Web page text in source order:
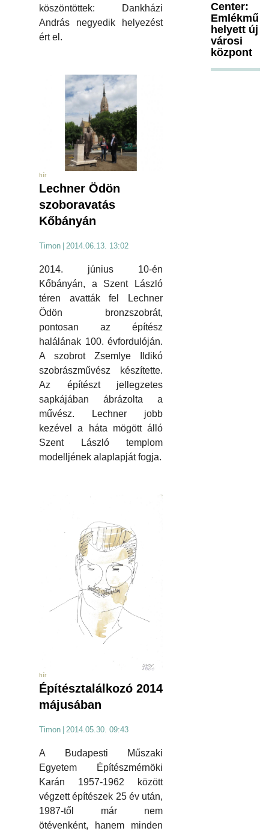
köszöntöttek: Dankházi
András negyedik helyezést
ért el.
hír
Lechner Ödön
szoboravatás
Kőbányán
Timon | 2014.06.13. 13:02
2014. június 10-én
Kőbányán, a Szent László
téren avatták fel Lechner
Ödön bronzszobrát,
pontosan az építész
halálának 100. évfordulóján.
A szobrot Zsemlye Ildikó
szobrászművész készítette.
Az építészt jellegzetes
sapkájában ábrázolta a
művész. Lechner jobb
kezével a háta mögött álló
Szent László templom
modelljének alaplapját fogja.
hír
Építésztalálkozó 2014
májusában
Timon | 2014.05.30. 09:43
A Budapesti Műszaki
Egyetem Építészmérnöki
Karán 1957-1962 között
végzett építészek 25 év után,
1987-től már nem
ötévenként, hanem minden
Center:
Emlékmű
helyett új
városi
központ